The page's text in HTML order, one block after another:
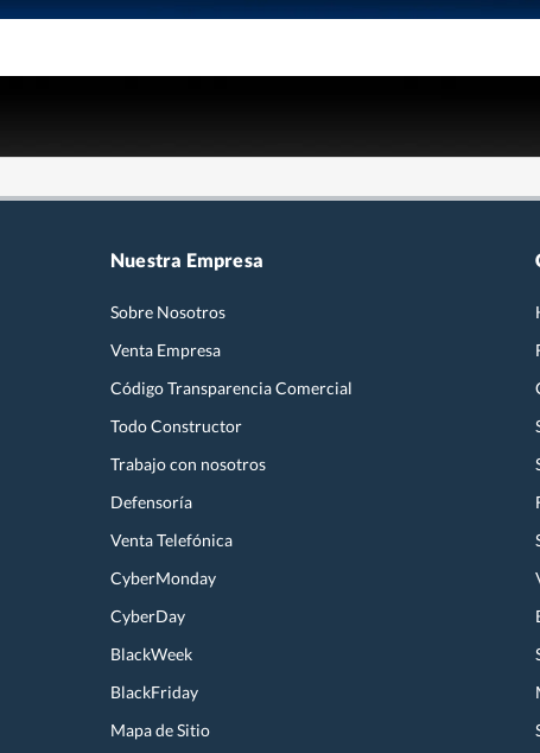
Nuestra Empresa
Sobre Nosotros
Venta Empresa
Código Transparencia Comercial
Todo Constructor
Trabajo con nosotros
Defensoría
Venta Telefónica
CyberMonday
CyberDay
BlackWeek
BlackFriday
Mapa de Sitio